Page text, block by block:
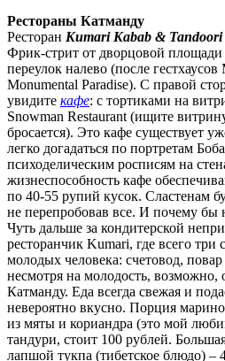
Рестораны Катманду
Ресторан Kumari Kabab & Tandoori
Фрик-стрит от дворцовой
переулок налево (после
Monumental Paradise). С правой
увидите кафе: с тортиками на
Snowman Restaurant (ищите
бросается). Это кафе существует
легко догадаться по портретам
психоделическим росписям на
жизнеспособность кафе
по 40-55 рупий кусок. Сластенам
не перепробовав все. И почему бы
Чуть дальше за кондитерской
ресторанчик Kumari, где всего три
молодых человека: счетовод,
несмотря на молодость,
Катманду. Еда всегда свежая и
невероятно вкусно. Порция
из мяты и кориандра (это мой
тандури, стоит 100 рублей.
лапшой тукпа (тибетское блюдо) –